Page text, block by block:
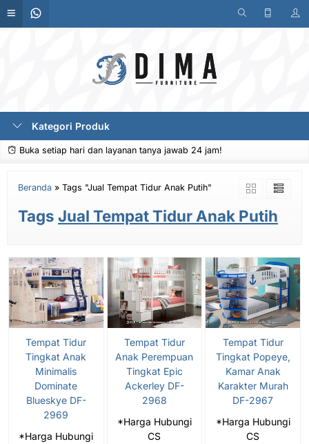
Kategori Produk
Buka setiap hari dan layanan tanya jawab 24 jam!
Beranda » Tags "Jual Tempat Tidur Anak Putih"
Tags Jual Tempat Tidur Anak Putih
Tempat Tidur
Tingkat Anak
Minimalis
Dominate
Blueskye DF-
2969
*Harga Hubungi
Tempat Tidur
Anak Perempuan
Tingkat Epic
Ackerley DF-
2968
*Harga Hubungi
CS
Tempat Tidur
Tingkat Popeye,
Kamar Anak
Karakter Murah
DF-2967
*Harga Hubungi
CS